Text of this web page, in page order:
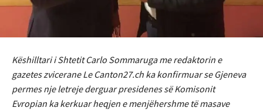
Këshilltari i Shtetit Carlo Sommaruga me redaktorin e
gazetes zvicerane Le Canton27.ch ka konfirmuar se Gjeneva
permes nje letreje derguar presidenes së Komisonit
Evropian ka kerkuar heqjen e menjëhershme të masave